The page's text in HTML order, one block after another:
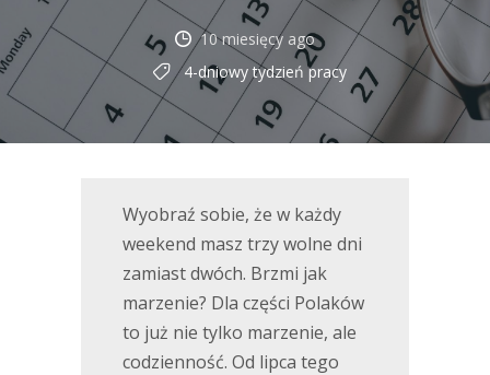
10 miesięcy ago
4-dniowy tydzień pracy
Wyobraź sobie, że w każdy
weekend masz trzy wolne dni
zamiast dwóch. Brzmi jak
marzenie? Dla części Polaków
to już nie tylko marzenie, ale
codzienność. Od lipca tego